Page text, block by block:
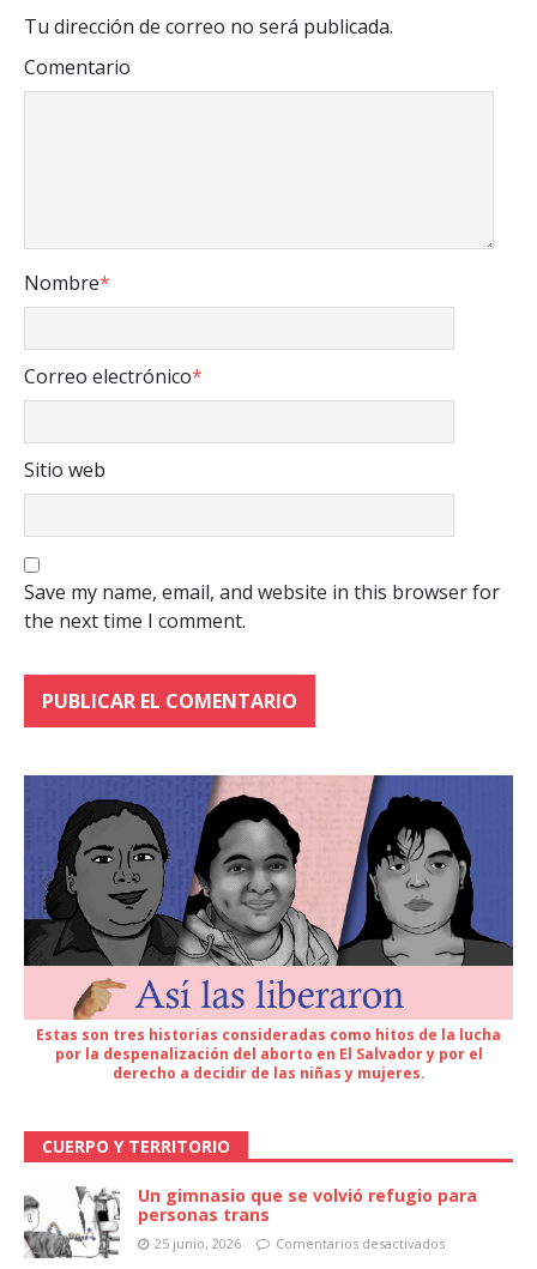
Tu dirección de correo no será publicada.
Comentario
Nombre*
Correo electrónico*
Sitio web
Save my name, email, and website in this browser for
the next time I comment.
Estas son tres historias consideradas como hitos de la lucha
por la despenalización del aborto en El Salvador y por el
derecho a decidir de las niñas y mujeres.
CUERPO Y TERRITORIO
Un gimnasio que se volvió refugio para
personas trans
25 junio, 2026 Comentarios desactivados